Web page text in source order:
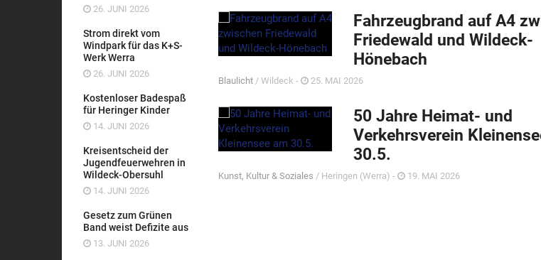
26. JUNI 2026
Strom direkt vom
Windpark für das K+S-
Werk Werra
26. JUNI 2026
Kostenloser Badespaß
für Heringer Kinder
14. JUNI 2026
Kreisentscheid der
Jugendfeuerwehren in
Wildeck-Obersuhl
14. JUNI 2026
Gesetz zum Grünen
Band weist Defizite aus
13. JUNI 2026
Fahrzeugbrand auf A4
Friedewald und Wildeck-
Hönebach
Blaulicht / Wildeck - 25. MAI 2026
50 Jahre Heimat- und
Verkehrsverein
30.5.
Kunst, Kultur & Soziales / Heringen (Werra) - 19. MAI 2026